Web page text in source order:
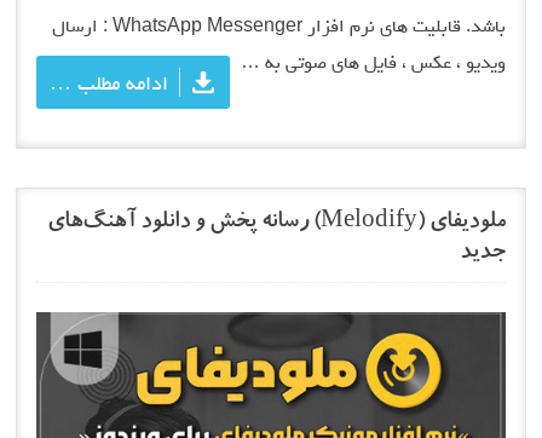
باشد. قابلیت های نرم افزار WhatsApp Messenger : ارسال
ویدیو ، عکس ، فایل های صوتی به …
ادامه مطلب …
ملودیفای (Melodify) رسانه پخش و دانلود آهنگ‌های
جدید